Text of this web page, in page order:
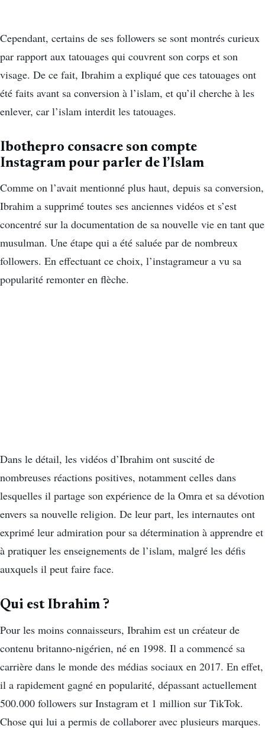
Cependant, certains de ses followers se sont montrés curieux
par rapport aux tatouages qui couvrent son corps et son
visage. De ce fait, Ibrahim a expliqué que ces tatouages ont
été faits avant sa conversion à l’islam, et qu’il cherche à les
enlever, car l’islam interdit les tatouages.
Ibothepro consacre son compte
Instagram pour parler de l’Islam
Comme on l’avait mentionné plus haut, depuis sa conversion,
Ibrahim a supprimé toutes ses anciennes vidéos et s’est
concentré sur la documentation de sa nouvelle vie en tant que
musulman. Une étape qui a été saluée par de nombreux
followers. En effectuant ce choix, l’instagrameur a vu sa
popularité remonter en flèche.
Dans le détail, les vidéos d’Ibrahim ont suscité de
nombreuses réactions positives, notamment celles dans
lesquelles il partage son expérience de la Omra et sa dévotion
envers sa nouvelle religion. De leur part, les internautes ont
exprimé leur admiration pour sa détermination à apprendre et
à pratiquer les enseignements de l’islam, malgré les défis
auxquels il peut faire face.
Qui est Ibrahim ?
Pour les moins connaisseurs, Ibrahim est un créateur de
contenu britanno-nigérien, né en 1998. Il a commencé sa
carrière dans le monde des médias sociaux en 2017. En effet,
il a rapidement gagné en popularité, dépassant actuellement
500.000 followers sur Instagram et 1 million sur TikTok.
Chose qui lui a permis de collaborer avec plusieurs marques.